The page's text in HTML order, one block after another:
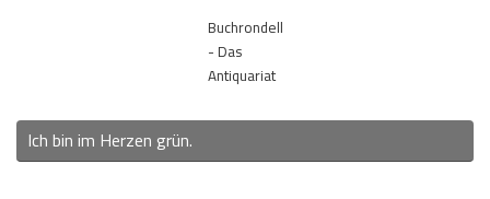
Buchrondell
- Das
Antiquariat
Ich bin im Herzen grün.